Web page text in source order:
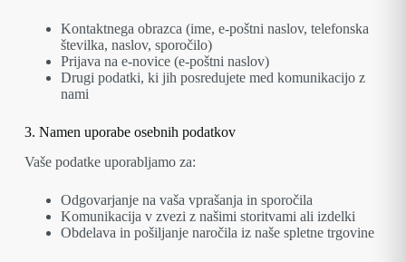
Kontaktnega obrazca (ime, e-poštni naslov, telefonska
številka, naslov, sporočilo)
Prijava na e-novice (e-poštni naslov)
Drugi podatki, ki jih posredujete med komunikacijo z
nami
3. Namen uporabe osebnih podatkov
Vaše podatke uporabljamo za:
Odgovarjanje na vaša vprašanja in sporočila
Komunikacija v zvezi z našimi storitvami ali izdelki
Obdelava in pošiljanje naročila iz naše spletne trgovine